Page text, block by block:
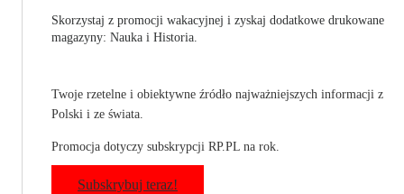
Skorzystaj z promocji wakacyjnej i zyskaj dodatkowe drukowane
magazyny: Nauka i Historia.
Twoje rzetelne i obiektywne źródło najważniejszych informacji z
Polski i ze świata.
Promocja dotyczy subskrypcji RP.PL na rok.
Subskrybuj teraz!